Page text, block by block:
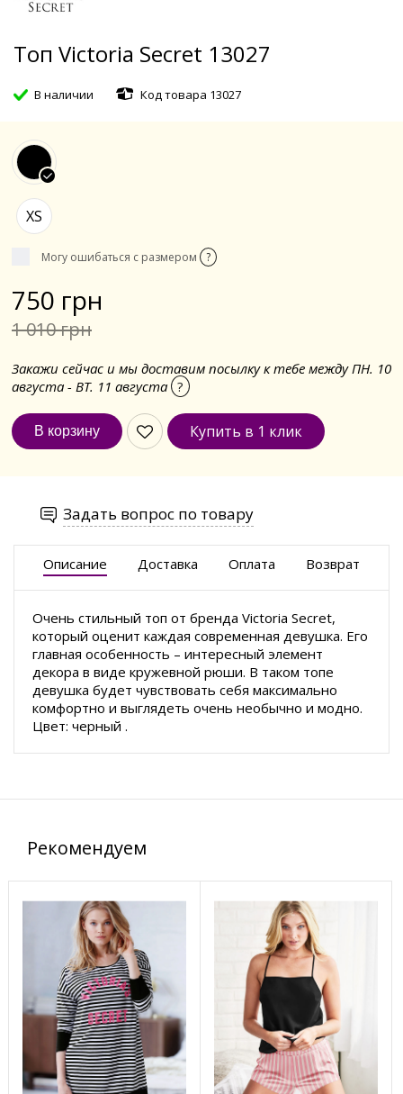
Топ Victoria Secret 13027
В наличии Код товара 13027
XS
Могу ошибаться с размером ?
750 грн
1 010 грн
Закажи сейчас и мы доставим посылку к тебе между ПН. 10
августа - ВТ. 11 августа ?
Купить в 1 клик
Задать вопрос по товару
Описание Доставка Оплата Возврат
Очень стильный топ от бренда Victoria Secret,
который оценит каждая современная девушка. Его
главная особенность – интересный элемент
декора в виде кружевной рюши. В таком топе
девушка будет чувствовать себя максимально
комфортно и выглядеть очень необычно и модно.
Цвет: черный .
Рекомендуем